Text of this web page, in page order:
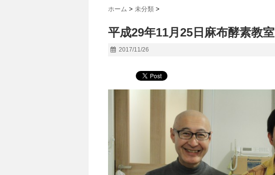
ホーム > 未分類 >
平成29年11月25日麻布酵素教室
2017/11/26